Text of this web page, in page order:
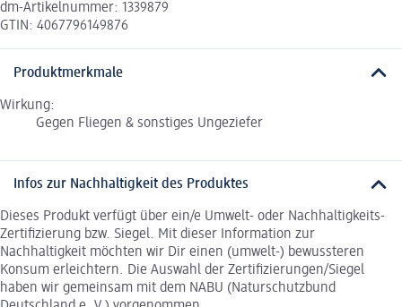
dm-Artikelnummer: 1339879
GTIN: 4067796149876
Produktmerkmale
Wirkung:
Gegen Fliegen & sonstiges Ungeziefer
Infos zur Nachhaltigkeit des Produktes
Dieses Produkt verfügt über ein/e Umwelt- oder Nachhaltigkeits-
Zertifizierung bzw. Siegel. Mit dieser Information zur
Nachhaltigkeit möchten wir Dir einen (umwelt-) bewussteren
Konsum erleichtern. Die Auswahl der Zertifizierungen/Siegel
haben wir gemeinsam mit dem NABU (Naturschutzbund